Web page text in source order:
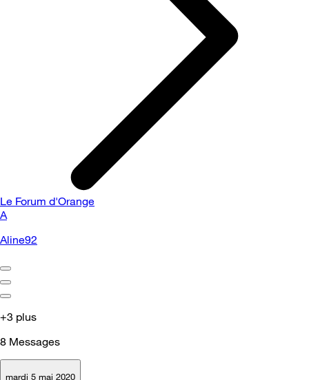
Le Forum d'Orange
A
Aline92
+3 plus
8 Messages
mardi 5 mai 2020